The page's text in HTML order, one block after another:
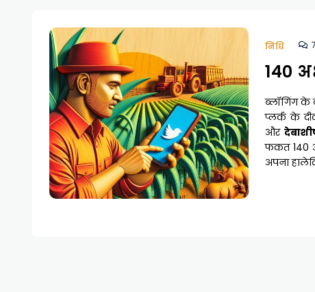
निधि 7
140
ब्लॉगिंग के
प्लर्क के
और
फकत 140
अपना